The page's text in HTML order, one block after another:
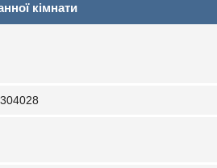
кімнати